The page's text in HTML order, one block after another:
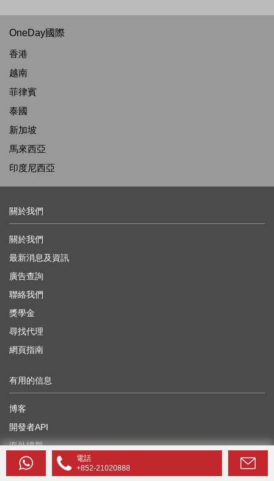
電話
+852-21020888
OneDay國際
香港
越南
菲律賓
泰國
新加坡
馬來西亞
印度尼西亞
關於我們
關於我們
最新消息及資訊
廣告查詢
聯絡我們
獎學金
尋找代理
網頁指南
有用的信息
博客
開發者API
海外樓盤
地產界專家前景論壇